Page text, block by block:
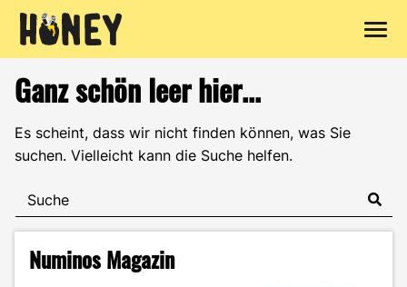
Inhalt
springen
Ganz schön leer hier...
Es scheint, dass wir nicht finden können, was Sie
suchen. Vielleicht kann die Suche helfen.
Numinos Magazin